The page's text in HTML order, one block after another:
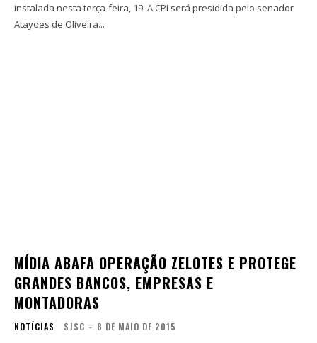
instalada nesta terça-feira, 19. A CPI será presidida pelo senador
Ataydes de Oliveira...
MÍDIA ABAFA OPERAÇÃO ZELOTES E PROTEGE
GRANDES BANCOS, EMPRESAS E
MONTADORAS
NOTÍCIAS SJSC - 8 DE MAIO DE 2015